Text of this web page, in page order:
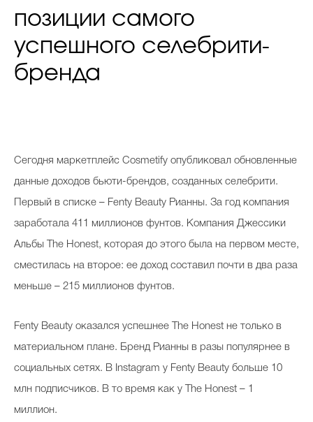
позиции самого
успешного селебрити-
бренда
Сегодня маркетплейс Cosmetify опубликовал обновленные
данные доходов бьюти-брендов, созданных селебрити.
Первый в списке – Fenty Beauty Рианны. За год компания
заработала 411 миллионов фунтов. Компания Джессики
Альбы The Honest, которая до этого была на первом месте,
сместилась на второе: ее доход составил почти в два раза
меньше – 215 миллионов фунтов.
Fenty Beauty оказался успешнее The Honest не только в
материальном плане. Бренд Рианны в разы популярнее в
социальных сетях. В Instagram у Fenty Beauty больше 10
млн подписчиков. В то время как у The Honest – 1
миллион.